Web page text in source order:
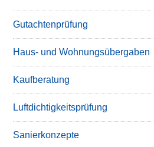
Gutachtenprüfung
Haus- und Wohnungsübergaben
Kaufberatung
Luftdichtigkeitsprüfung
Sanierkonzepte